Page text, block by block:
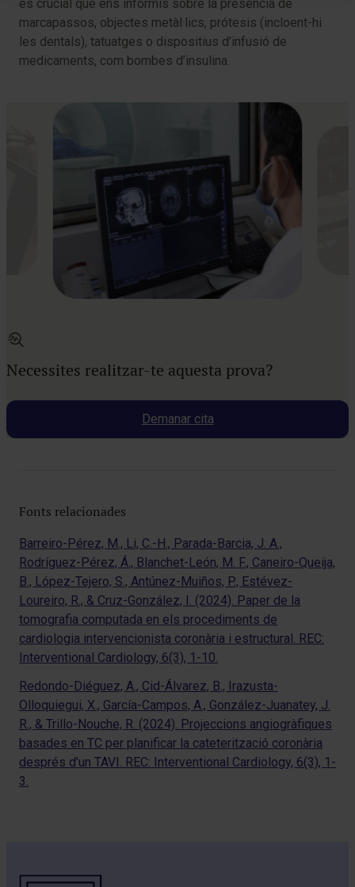
és crucial que ens informis sobre la presència de
marcapassos, objectes metàl·lics, prótesis (incloent-hi
les dentals), tatuatges o dispositius d’infusió de
medicaments, com bombes d’insulina.
Necessites realitzar-te aquesta prova?
Demanar cita
Fonts relacionades
Barreiro-Pérez, M., Li, C.-H., Parada-Barcia, J. A.,
Rodríguez-Pérez, Á., Blanchet-León, M. F., Caneiro-Queija,
B., López-Tejero, S., Antúnez-Muiños, P., Estévez-
Loureiro, R., & Cruz-González, I. (2024). Paper de la
tomografia computada en els procediments de
cardiologia intervencionista coronària i estructural. REC:
Interventional Cardiology, 6(3), 1-10.
Redondo-Diéguez, A., Cid-Álvarez, B., Irazusta-
Olloquiegui, X., García-Campos, A., González-Juanatey, J.
R., & Trillo-Nouche, R. (2024). Projeccions angiogràfiques
basades en TC per planificar la cateterització coronària
després d’un TAVI. REC: Interventional Cardiology, 6(3), 1-
3.